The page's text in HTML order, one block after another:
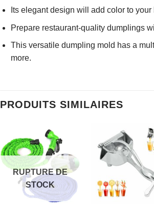
Its elegant design will add color to
Prepare restaurant-quality dumplings
This versatile dumpling mold has a
more.
PRODUITS SIMILAIRES
AJOUTER
À MES
FAVORIS
RUPTURE DE
STOCK
À MES
FAVORIS